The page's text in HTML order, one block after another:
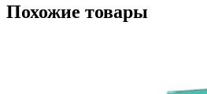
Похожие товары